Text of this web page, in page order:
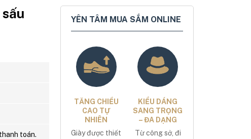
toán.
YÊN TÂM MUA SẮM ONLINE
TĂNG CHIỀU
CAO TỰ
NHIÊN
Giày được thiết
KIỂU DÁNG
SANG TRỌNG
– ĐA DẠNG
Từ công sở, đi